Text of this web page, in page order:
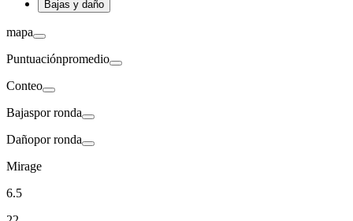
Bajas y daño
mapa
Puntuaciónpromedio
Conteo
Bajaspor ronda
Dañopor ronda
Mirage
6.5